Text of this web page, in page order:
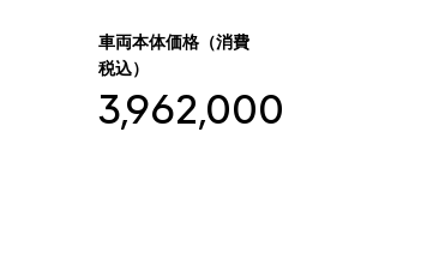
車両本体価格（消費
税込）
3,962,000